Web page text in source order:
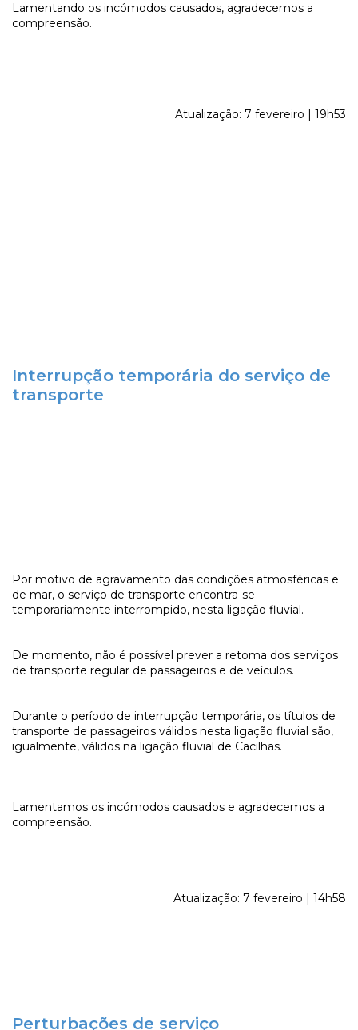
Lamentando os incómodos causados, agradecemos a
compreensão.
Atualização: 7 fevereiro | 19h53
Interrupção temporária do serviço de
transporte
Por motivo de agravamento das condições atmosféricas e
de mar, o serviço de transporte encontra-se
temporariamente interrompido, nesta ligação fluvial.
De momento, não é possível prever a retoma dos serviços
de transporte regular de passageiros e de veículos.
Durante o período de interrupção temporária, os títulos de
transporte de passageiros válidos nesta ligação fluvial são,
igualmente, válidos na ligação fluvial de Cacilhas.
Lamentamos os incómodos causados e agradecemos a
compreensão.
Atualização: 7 fevereiro | 14h58
Perturbações de serviço